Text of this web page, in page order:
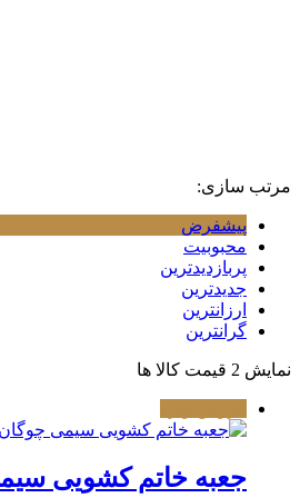
مرتب سازی:
پیشفرض
محبوبیت
پربازدیدترین
جدیدترین
ارزانترین
گرانترین
نمایش 2 قیمت کالا ها
جعبه خاتم کشویی